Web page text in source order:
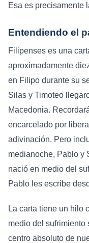
Esa es precisamente
Entendiendo el
Filipenses es una
aproximadamente
en Filipo durante su
Silas y Timoteo
Macedonia.
encarcelado por
adivinación. Pero
medianoche, Pablo y
nació en medio del
Pablo les escribe
La carta tiene un hilo
medio del sufrimiento
centro absoluto de